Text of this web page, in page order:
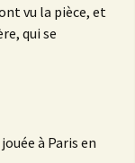
vu la pièce, et
qui se
à Paris en